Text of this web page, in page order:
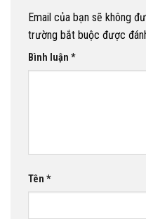
Email của bạn sẽ không
trường bắt buộc được
Bình luận *
Tên *